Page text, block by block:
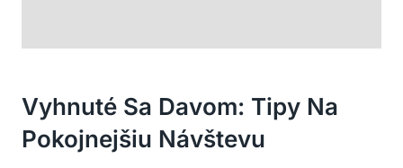
Vyhnuté Sa Davom: Tipy Na
Pokojnejšiu Návštevu